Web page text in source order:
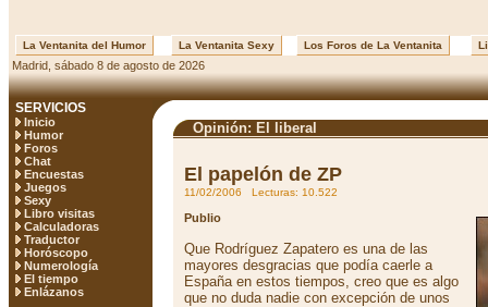
La Ventanita del Humor La Ventanita Sexy Los Foros de La Ventanita
Madrid, sábado 8 de agosto de 2026
SERVICIOS
Inicio
Humor
Foros
Chat
Encuestas
Juegos
Sexy
Libro visitas
Calculadoras
Traductor
Horóscopo
Numerología
El tiempo
Enlázanos
Opinión: El liberal
El papelón de ZP
11/02/2006 Lecturas: 10.522
Publio
Que Rodríguez Zapatero es una de las
mayores desgracias que podía caerle a
España en estos tiempos, creo que es algo
que no duda nadie con excepción de unos